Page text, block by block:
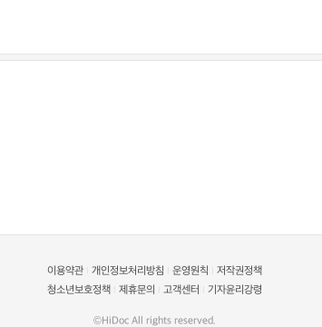
이용약관 개인정보처리방침 운영원칙
저작권정책
청소년보호정책
제휴문의 고객센터 기자윤리강령
©HiDoc All rights reserved.